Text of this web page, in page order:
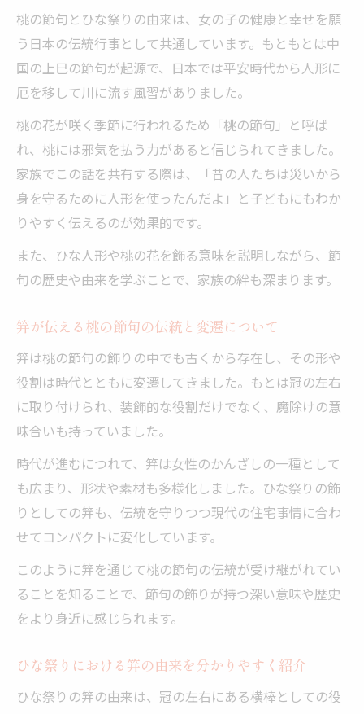
ひな祭りと桃の節句の言い換えを会話で活
用
笄の意味を子どもにも分かる言葉で伝える
桃の節句の由来や風習を家族で学ぶ楽しみ
方
ひな祭りと桃の節句の違いを身近な例で解
説
桃の節句とひな祭りの由来は、女の子の健康と幸せを願
う日本の伝統行事として共通しています。もともとは中
国の上巳の節句が起源で、日本では平安時代から人形に
厄を移して川に流す風習がありました。
桃の花が咲く季節に行われるため「桃の節句」と呼ば
れ、桃には邪気を払う力があると信じられてきました。
家族でこの話を共有する際は、「昔の人たちは災いから
身を守るために人形を使ったんだよ」と子どもにもわか
りやすく伝えるのが効果的です。
また、ひな人形や桃の花を飾る意味を説明しながら、節
句の歴史や由来を学ぶことで、家族の絆も深まります。
笄が伝える桃の節句の伝統と変遷について
笄は桃の節句の飾りの中でも古くから存在し、その形や
役割は時代とともに変遷してきました。もとは冠の左右
に取り付けられ、装飾的な役割だけでなく、魔除けの意
味合いも持っていました。
時代が進むにつれて、笄は女性のかんざしの一種として
も広まり、形状や素材も多様化しました。ひな祭りの飾
りとしての笄も、伝統を守りつつ現代の住宅事情に合わ
せてコンパクトに変化しています。
このように笄を通じて桃の節句の伝統が受け継がれてい
ることを知ることで、節句の飾りが持つ深い意味や歴史
をより身近に感じられます。
ひな祭りにおける笄の由来を分かりやすく紹介
ひな祭りの笄の由来は、冠の左右にある横棒としての役